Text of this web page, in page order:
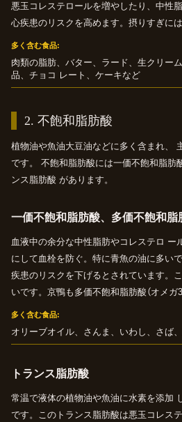
悪玉コレステロールを増やしたり、中
心疾患のリスクを高めます。摂りすぎに
多く含む食品
肉類の脂肪、バター、ラード、生クリー
品、チョコ レート、ケーキなど
2. 不飽和脂肪酸
植物油や魚油大豆油などに多く含まれ、
です。 不飽和脂肪酸には一価不飽和脂肪
ンス脂肪酸 があります。
一価不飽和脂肪酸、 多価不飽和脂
血液中の余分な中性脂肪やコレステロ ー
にして血栓を防ぐ。特に青魚の油に多い
疾患のリスクを下げるとされています。
いです。京鴨も多価不飽和脂肪酸（オメガ
多く含む食品
オリーブオイル、さんま、いわし、さば
トランス脂肪酸
常温で液体の植物油や魚油に水素を添加
です。このトランス脂肪酸は悪玉コレス